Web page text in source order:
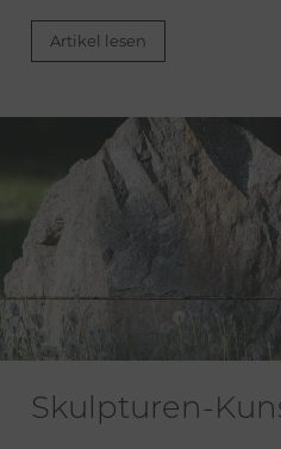
Artikel lesen
Skulpturen-